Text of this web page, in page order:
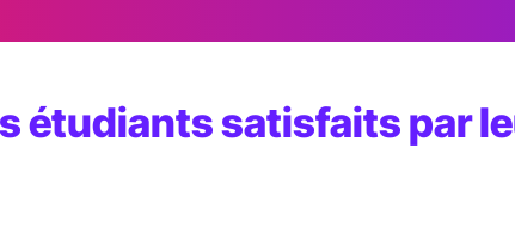
étudiants satisfaits par